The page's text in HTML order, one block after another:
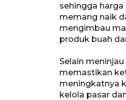
sehingga
memang naik
mengimbau
produk buah
Selain
memastikan
meningkatnya
kelola pasar